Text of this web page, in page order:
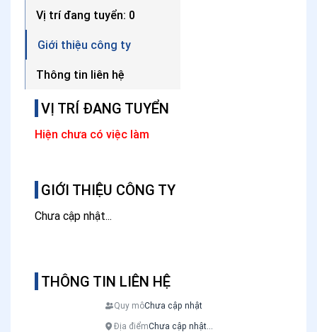
VỊ TRÍ ĐANG TUYỂN
Hiện chưa có việc làm
GIỚI THIỆU CÔNG TY
Chưa cập nhật...
THÔNG TIN LIÊN HỆ
Quy môChưa cập nhật
Địa điểmChưa cập nhật...
Vị trí đang tuyển: 0
Giới thiệu công ty
Thông tin liên hệ